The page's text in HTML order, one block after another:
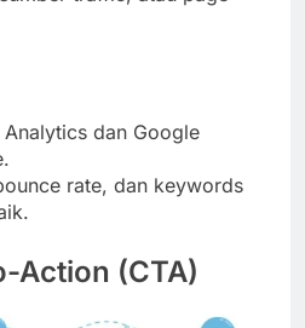
dan Google
rate, dan keywords
Action (CTA)